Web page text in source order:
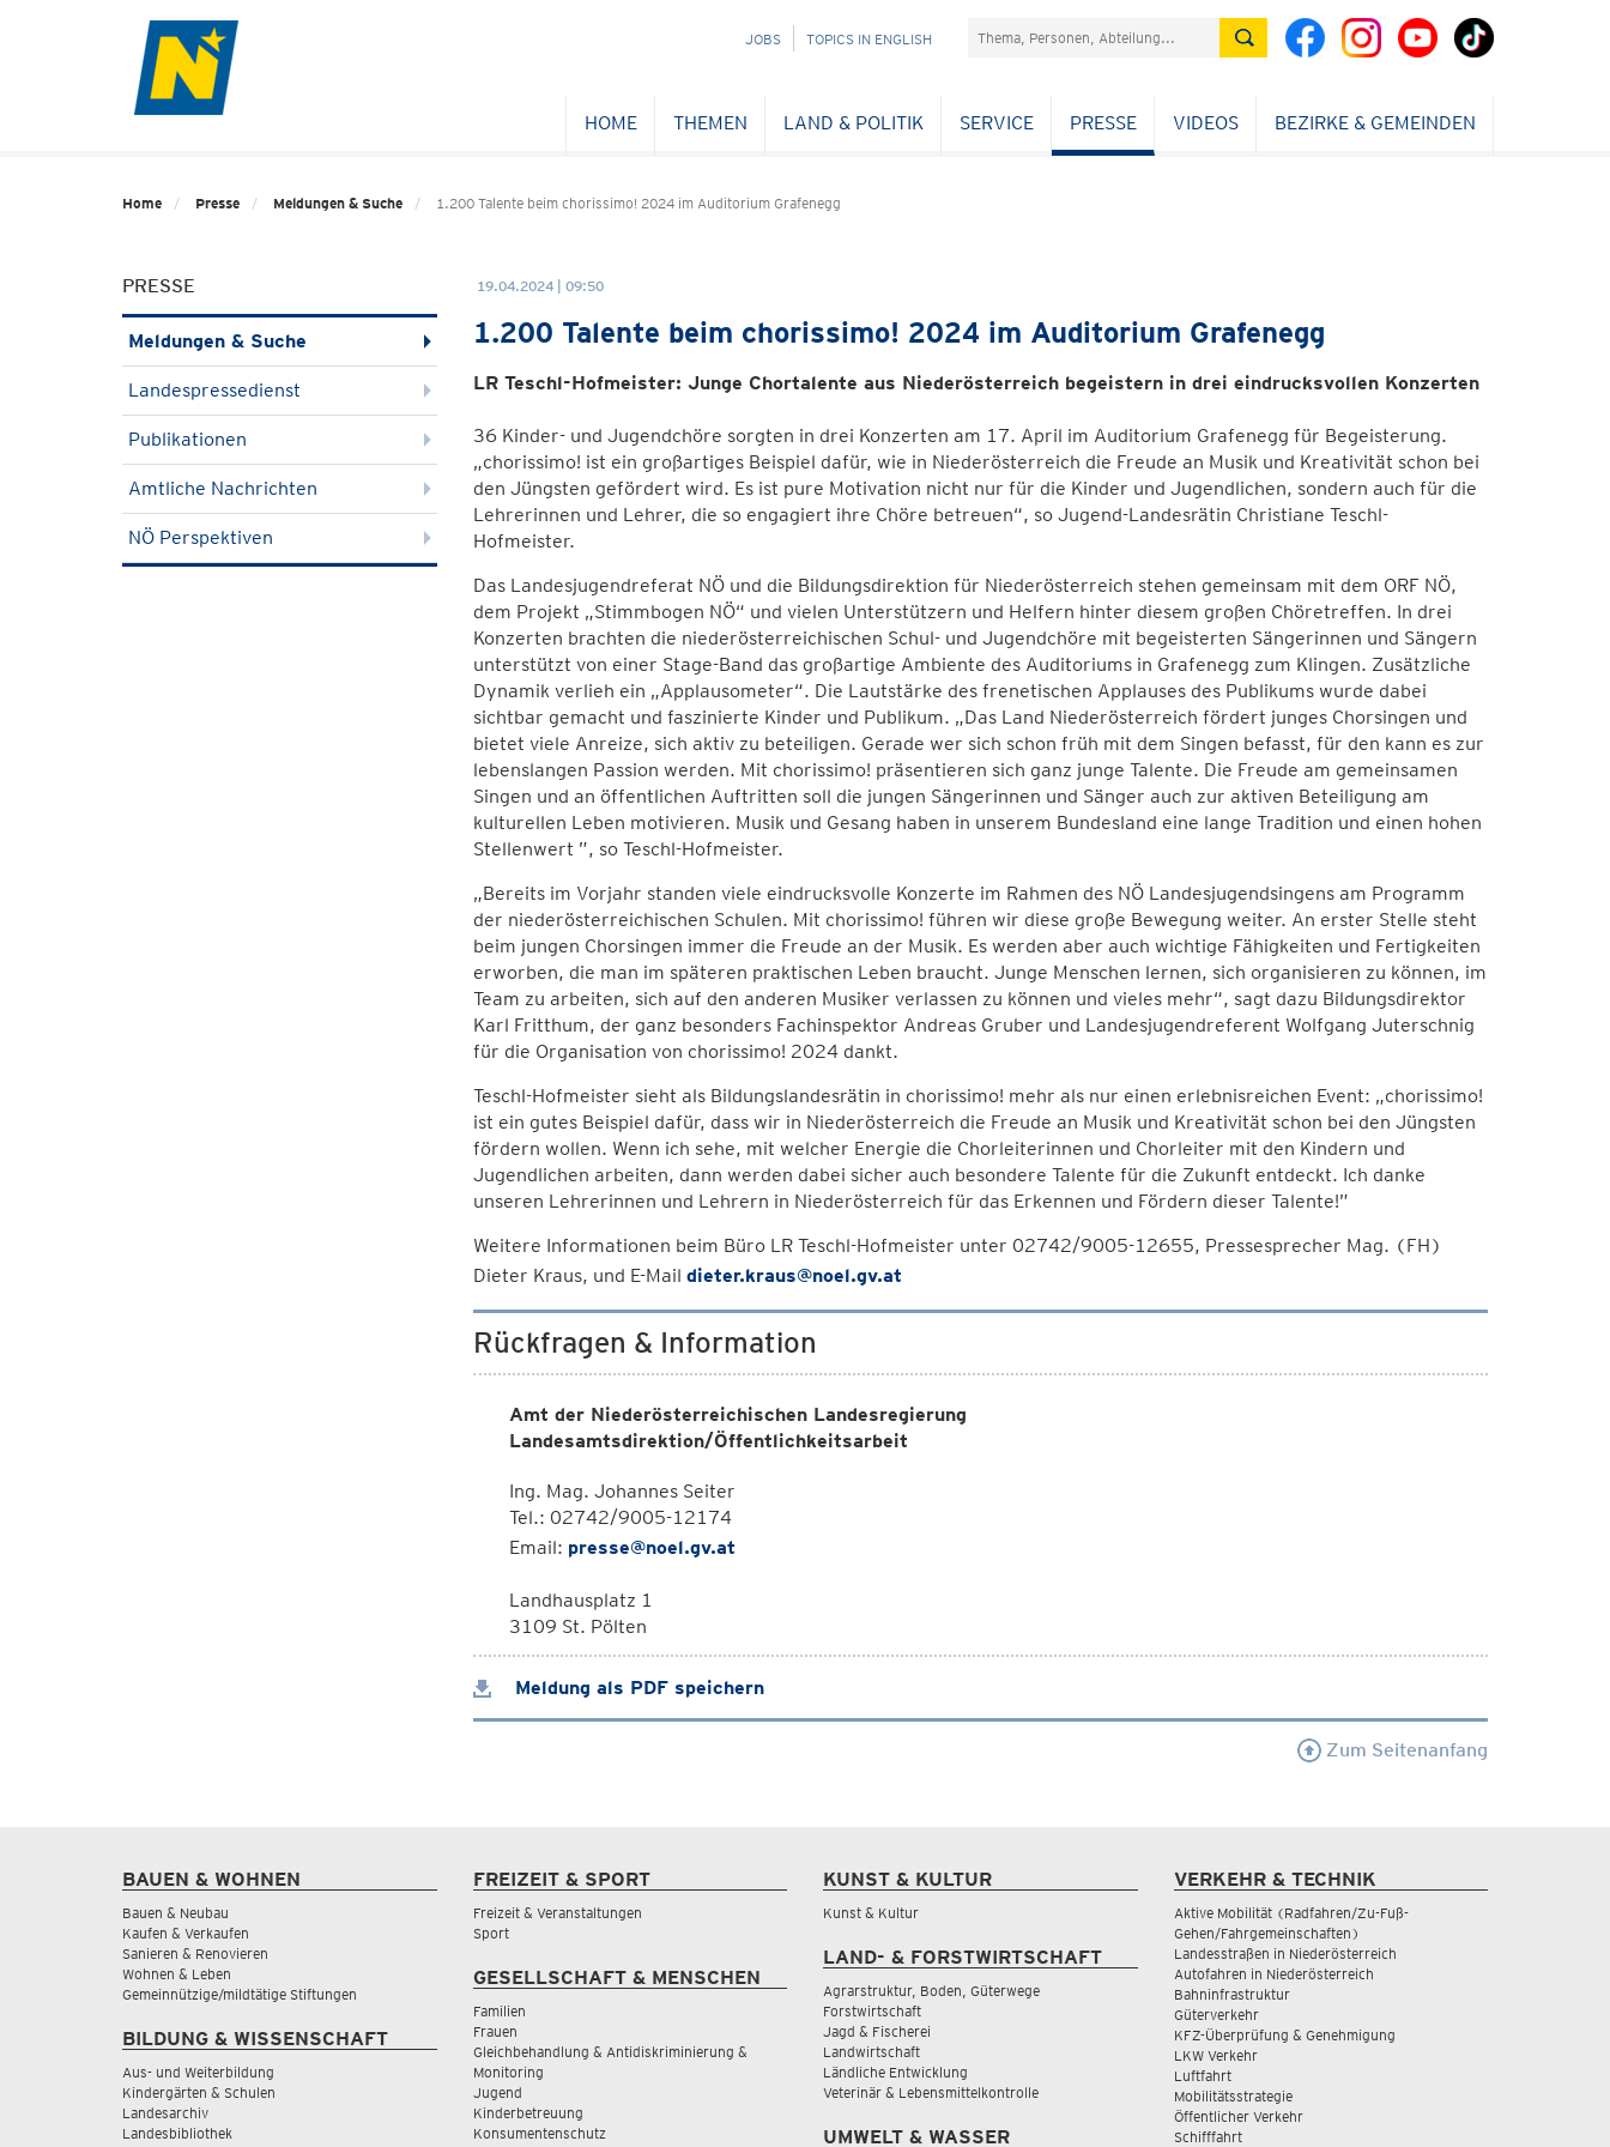
NAVIGATION
JOBS TOPICS IN ENGLISH Suchefeld
HOME THEMEN LAND & POLITIK SERVICE PRESSE VIDEOS BEZIRKE & GEMEINDEN
Home Presse Meldungen & Suche 1.200 Talente beim chorissimo! 2024 im Auditorium Grafenegg
PRESSE
Meldungen & Suche
Landespressedienst
Publikationen
Amtliche Nachrichten
NÖ Perspektiven
19.04.2024 | 09:50
1.200 Talente beim chorissimo! 2024 im Auditorium Grafenegg
LR Teschl-Hofmeister: Junge Chortalente aus Niederösterreich begeistern in drei eindrucksvollen Konzerten
36 Kinder- und Jugendchöre sorgten in drei Konzerten am 17. April im Auditorium Grafenegg für Begeisterung.
„chorissimo! ist ein großartiges Beispiel dafür, wie in Niederösterreich die Freude an Musik und Kreativität schon bei
den Jüngsten gefördert wird. Es ist pure Motivation nicht nur für die Kinder und Jugendlichen, sondern auch für die
Lehrerinnen und Lehrer, die so engagiert ihre Chöre betreuen“, so Jugend-Landesrätin Christiane Teschl-
Hofmeister.
Das Landesjugendreferat NÖ und die Bildungsdirektion für Niederösterreich stehen gemeinsam mit dem ORF NÖ,
dem Projekt „Stimmbogen NÖ“ und vielen Unterstützern und Helfern hinter diesem großen Chöretreffen. In drei
Konzerten brachten die niederösterreichischen Schul- und Jugendchöre mit begeisterten Sängerinnen und Sängern
unterstützt von einer Stage-Band das großartige Ambiente des Auditoriums in Grafenegg zum Klingen. Zusätzliche
Dynamik verlieh ein „Applausometer“. Die Lautstärke des frenetischen Applauses des Publikums wurde dabei
sichtbar gemacht und faszinierte Kinder und Publikum. „Das Land Niederösterreich fördert junges Chorsingen und
bietet viele Anreize, sich aktiv zu beteiligen. Gerade wer sich schon früh mit dem Singen befasst, für den kann es zur
lebenslangen Passion werden. Mit chorissimo! präsentieren sich ganz junge Talente. Die Freude am gemeinsamen
Singen und an öffentlichen Auftritten soll die jungen Sängerinnen und Sänger auch zur aktiven Beteiligung am
kulturellen Leben motivieren. Musik und Gesang haben in unserem Bundesland eine lange Tradition und einen hohen
Stellenwert ”, so Teschl-Hofmeister.
„Bereits im Vorjahr standen viele eindrucksvolle Konzerte im Rahmen des NÖ Landesjugendsingens am Programm
der niederösterreichischen Schulen. Mit chorissimo! führen wir diese große Bewegung weiter. An erster Stelle steht
beim jungen Chorsingen immer die Freude an der Musik. Es werden aber auch wichtige Fähigkeiten und Fertigkeiten
erworben, die man im späteren praktischen Leben braucht. Junge Menschen lernen, sich organisieren zu können, im
Team zu arbeiten, sich auf den anderen Musiker verlassen zu können und vieles mehr“, sagt dazu Bildungsdirektor
Karl Fritthum, der ganz besonders Fachinspektor Andreas Gruber und Landesjugendreferent Wolfgang Juterschnig
für die Organisation von chorissimo! 2024 dankt.
Teschl-Hofmeister sieht als Bildungslandesrätin in chorissimo! mehr als nur einen erlebnisreichen Event: „chorissimo!
ist ein gutes Beispiel dafür, dass wir in Niederösterreich die Freude an Musik und Kreativität schon bei den Jüngsten
fördern wollen. Wenn ich sehe, mit welcher Energie die Chorleiterinnen und Chorleiter mit den Kindern und
Jugendlichen arbeiten, dann werden dabei sicher auch besondere Talente für die Zukunft entdeckt. Ich danke
unseren Lehrerinnen und Lehrern in Niederösterreich für das Erkennen und Fördern dieser Talente!”
Weitere Informationen beim Büro LR Teschl-Hofmeister unter 02742/9005-12655, Pressesprecher Mag. (FH)
Dieter Kraus, und E-Mail dieter.kraus@noel.gv.at
Rückfragen & Information
Amt der Niederösterreichischen Landesregierung
Landesamtsdirektion/Öffentlichkeitsarbeit
Ing. Mag. Johannes Seiter
Tel.: 02742/9005-12174
Email: presse@noel.gv.at
Landhausplatz 1
3109 St. Pölten
Meldung als PDF speichern
Zum Seitenanfang
BAUEN & WOHNEN
Bauen & Neubau
Kaufen & Verkaufen
Sanieren & Renovieren
Wohnen & Leben
Gemeinnützige/mildtätige Stiftungen
BILDUNG & WISSENSCHAFT
Aus- und Weiterbildung
Kindergärten & Schulen
Landesarchiv
Landesbibliothek
FREIZEIT & SPORT
Freizeit & Veranstaltungen
Sport
GESELLSCHAFT & MENSCHEN
Familien
Frauen
Gleichbehandlung & Antidiskriminierung &
Monitoring
Jugend
Kinderbetreuung
Konsumentenschutz
KUNST & KULTUR
Kunst & Kultur
LAND- & FORSTWIRTSCHAFT
Agrarstruktur, Boden, Güterwege
Forstwirtschaft
Jagd & Fischerei
Landwirtschaft
Ländliche Entwicklung
Veterinär & Lebensmittelkontrolle
UMWELT & WASSER
VERKEHR & TECHNIK
Aktive Mobilität (Radfahren/Zu-Fuß-
Gehen/Fahrgemeinschaften)
Landesstraßen in Niederösterreich
Autofahren in Niederösterreich
Bahninfrastruktur
Güterverkehr
KFZ-Überprüfung & Genehmigung
LKW Verkehr
Luftfahrt
Mobilitätsstrategie
Öffentlicher Verkehr
Schifffahrt